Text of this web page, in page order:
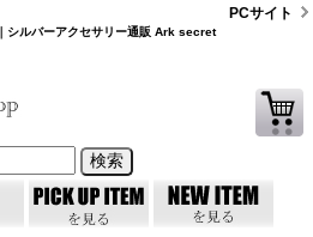
シルバーアクセサリー通販 Ark secret
PCサイト